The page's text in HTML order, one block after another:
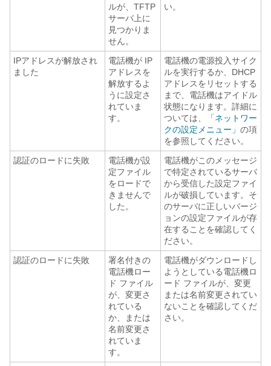
ルが、TFTP
サーバ上に
見つかりま
せん。
い。
IPアドレスが解放され
ました
電話機が IP
アドレスを
解放するよ
うに設定さ
れていま
す。
電話機の電源投入サイク
ルを実行するか、DHCP
アドレスをリセットする
まで、電話機はアイドル
状態になります。詳細に
ついては、
「ネットワー
クの設定メニュー」 の項
を参照してください。
認証のロードに失敗
電話機が設
定ファイル
をロードで
きませんで
した。
電話機がこのメッセージ
で特定されているサーバ
から受信した設定ファイ
ルが破損しています。そ
のサーバに正しいバージ
ョンの設定ファイルが存
在することを確認してく
ださい。
認証のロードに失敗
署名付きの
電話機ロー
ド ファイル
が、変更さ
れている
か、または
名前変更さ
れていま
す。
電話機がダウンロードし
ようとしている電話機ロ
ード ファイルが、変更
または名前変更されてい
ないことを確認してくだ
さい。